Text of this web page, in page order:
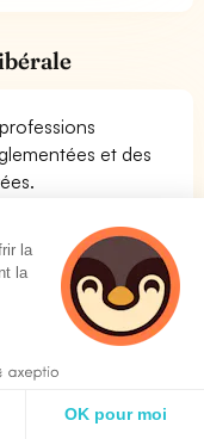
et des
En effet,
dépend d'une
de son code
des services
de retraite des
la
la
OK pour moi